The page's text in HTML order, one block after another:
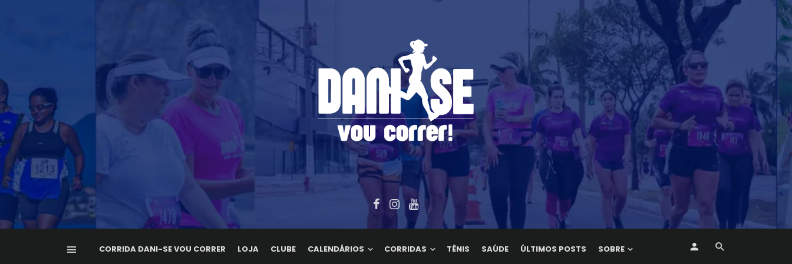
CORRIDA DANI-SE VOU CORRER LOJA CLUBE CALENDÁRIOS CORRIDAS TÊNIS SAÚDE ÚLTIMOS POSTS SOBRE